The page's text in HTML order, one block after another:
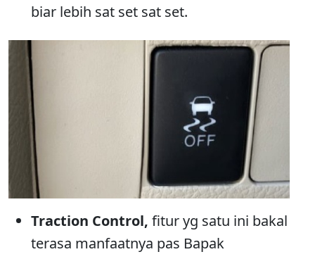
biar lebih sat set sat set.
Traction Control, fitur yg satu ini bakal
terasa manfaatnya pas Bapak